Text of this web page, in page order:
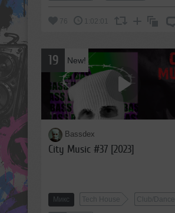
76 1:02:01
19 New!
Bassdex
City Music #37 [2023]
Микс Tech House Club/Dance